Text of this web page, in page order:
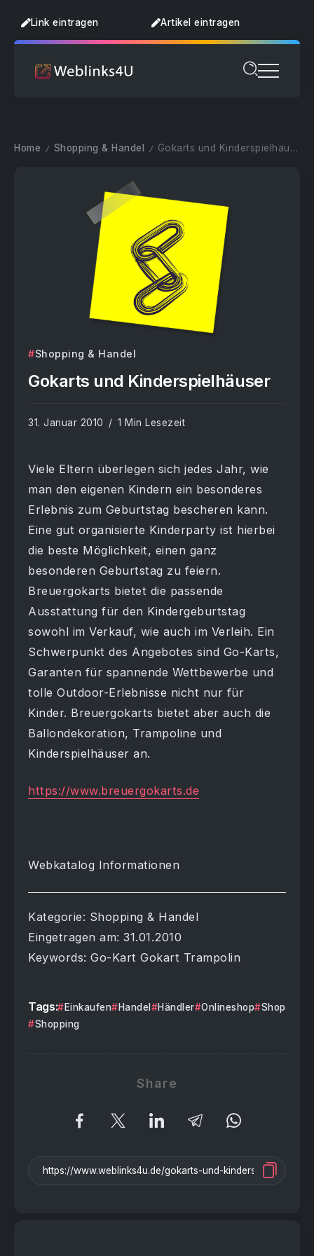
Link eintragen Artikel eintragen
Home / Shopping & Handel / Gokarts und Kinderspielhäuser
Shopping & Handel
Gokarts und Kinderspielhäuser
31. Januar 2010 1 Min Lesezeit
Viele Eltern überlegen sich jedes Jahr, wie
man den eigenen Kindern ein besonderes
Erlebnis zum Geburtstag bescheren kann.
Eine gut organisierte Kinderparty ist hierbei
die beste Möglichkeit, einen ganz
besonderen Geburtstag zu feiern.
Breuergokarts bietet die passende
Ausstattung für den Kindergeburtstag
sowohl im Verkauf, wie auch im Verleih. Ein
Schwerpunkt des Angebotes sind Go-Karts,
Garanten für spannende Wettbewerbe und
tolle Outdoor-Erlebnisse nicht nur für
Kinder. Breuergokarts bietet aber auch die
Ballondekoration, Trampoline und
Kinderspielhäuser an.
https://www.breuergokarts.de
Webkatalog Informationen
Kategorie: Shopping & Handel
Eingetragen am: 31.01.2010
Keywords: Go-Kart Gokart Trampolin
Tags: Einkaufen Handel Händler Onlineshop
Shop
Shopping
Share